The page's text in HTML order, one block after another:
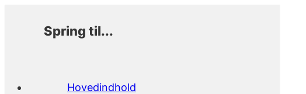
Spring til...
Hovedindhold